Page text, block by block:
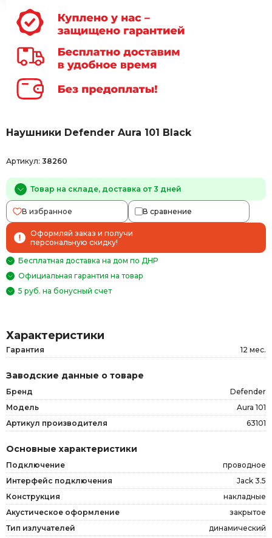
Наушники Defender Aura 101 Black
Артикул: 38260
Товар на складе, доставка от 3 дней
В избранное В сравнение
Оформляй заказ и получи
персональную скидку!
Бесплатная доставка на дом по ДНР
Официальная гарантия на товар
5 руб. на бонусный счет
Характеристики
Гарантия 12 мес.
Заводские данные о товаре
Бренд
Defender
Модель
Aura 101
Артикул производителя
63101
Основные характеристики
Подключение
проводное
Интерфейс подключения
Jack 3.5
Конструкция
накладные
Акустическое оформление
закрытое
Тип излучателей
динамический